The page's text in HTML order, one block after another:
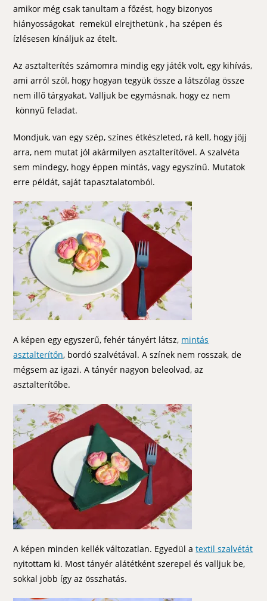
amikor még csak tanultam a főzést, hogy bizonyos
hiányosságokat remekül elrejthetünk , ha szépen és
ízlésesen kínáljuk az ételt.
Az asztalterítés számomra mindig egy játék volt, egy kihívás,
ami arról szól, hogy hogyan tegyük össze a látszólag össze
nem illő tárgyakat. Valljuk be egymásnak, hogy ez nem
könnyű feladat.
Mondjuk, van egy szép, színes étkészleted, rá kell, hogy jöjj
arra, nem mutat jól akármilyen asztalterítővel. A szalvéta
sem mindegy, hogy éppen mintás, vagy egyszínű. Mutatok
erre példát, saját tapasztalatomból.
A képen egy egyszerű, fehér tányért látsz, mintás
asztalterítőn, bordó szalvétával. A színek nem rosszak, de
mégsem az igazi. A tányér nagyon beleolvad, az
asztalterítőbe.
A képen minden kellék változatlan. Egyedül atextil szalvétát
nyitottam ki. Most tányér alátétként szerepel és valljuk be,
sokkal jobb így az összhatás.